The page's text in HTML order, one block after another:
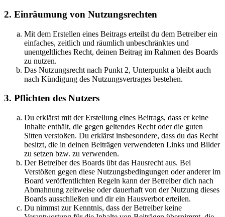
2. Einräumung von Nutzungsrechten
Mit dem Erstellen eines Beitrags erteilst du dem Betreiber ein
einfaches, zeitlich und räumlich unbeschränktes und
unentgeltliches Recht, deinen Beitrag im Rahmen des Boards
zu nutzen.
Das Nutzungsrecht nach Punkt 2, Unterpunkt a bleibt auch
nach Kündigung des Nutzungsvertrages bestehen.
3. Pflichten des Nutzers
Du erklärst mit der Erstellung eines Beitrags, dass er keine
Inhalte enthält, die gegen geltendes Recht oder die guten
Sitten verstoßen. Du erklärst insbesondere, dass du das Recht
besitzt, die in deinen Beiträgen verwendeten Links und Bilder
zu setzen bzw. zu verwenden.
Der Betreiber des Boards übt das Hausrecht aus. Bei
Verstößen gegen diese Nutzungsbedingungen oder anderer im
Board veröffentlichten Regeln kann der Betreiber dich nach
Abmahnung zeitweise oder dauerhaft von der Nutzung dieses
Boards ausschließen und dir ein Hausverbot erteilen.
Du nimmst zur Kenntnis, dass der Betreiber keine